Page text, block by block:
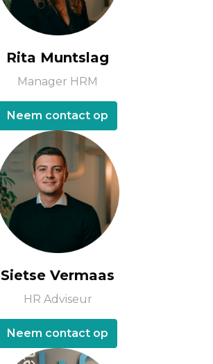
Rita Muntslag
Manager HRM
Neem contact op
Sietse Vermaas
HR Adviseur
Neem contact op